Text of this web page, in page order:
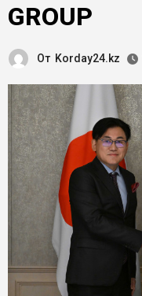
GROUP
От Korday24.kz